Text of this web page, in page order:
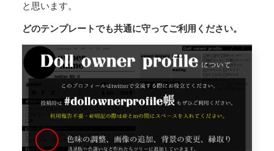
と思います。
どのテンプレートでも共通に守ってご利用ください。